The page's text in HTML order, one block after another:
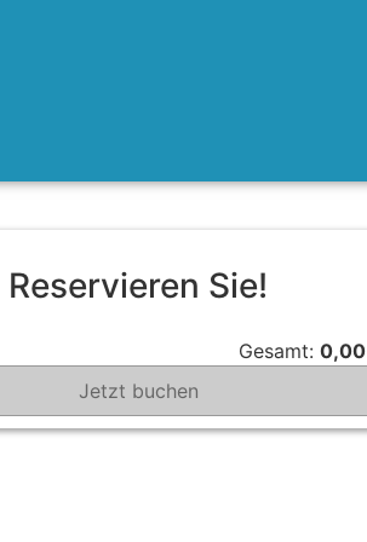
Reservieren Sie!
Gesamt:0,00
Jetzt buchen